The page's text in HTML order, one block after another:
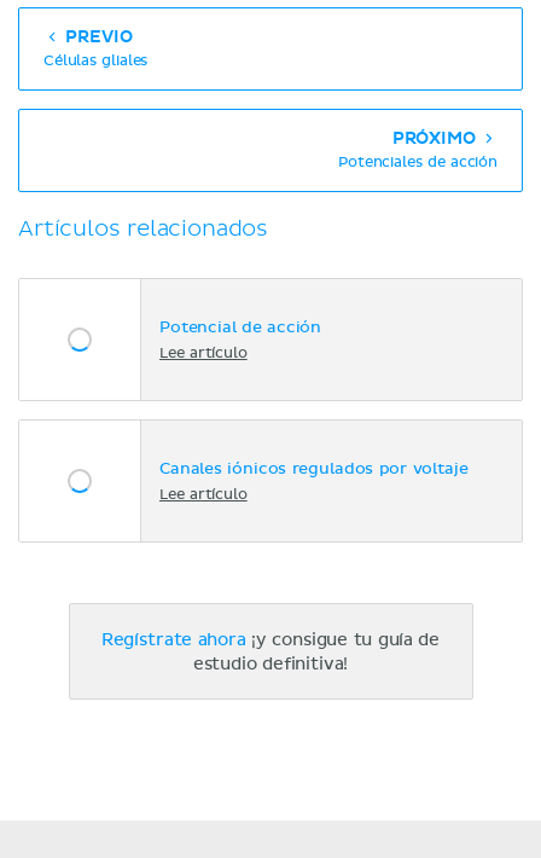
PREVIO
Células gliales
PRÓXIMO
Potenciales de acción
Artículos relacionados
Potencial de acción
Lee artículo
Canales iónicos regulados por voltaje
Lee artículo
Regístrate ahora ¡y consigue tu guía de
estudio definitiva!